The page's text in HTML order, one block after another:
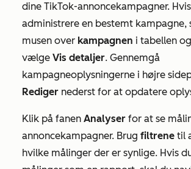
dine TikTok-annoncekampagner.
administrere en bestemt kampagne,
musen over kampagnen i tabellen
vælge Vis detaljer. Gennemgå
kampagneoplysningerne i højre
Rediger nederst for at opdatere
Klik på fanen Analyser for at se
annoncekampagner. Brug filtrene til
hvilke målinger der er synlige. Hvis